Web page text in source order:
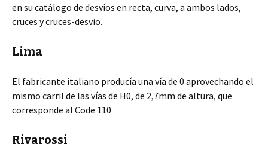
en su catálogo de desvíos en recta, curva, a ambos lados,
cruces y cruces-desvio.
Lima
El fabricante italiano producía una vía de 0 aprovechando el
mismo carril de las vías de H0, de 2,7mm de altura, que
corresponde al Code 110
Rivarossi